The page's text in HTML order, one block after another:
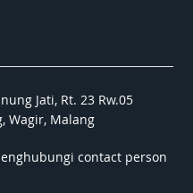
Jati, Rt. 23 Rw.05
Wagir, Malang
contact person